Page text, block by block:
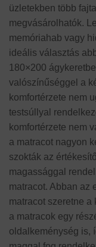
üzletekben több
megvásárolhatók.
memóriahab vagy
ideális választás
180×200
valószínűséggel a
komfortérzete nem
testsúllyal
komfortérzete nem
a matracot nagyon
szokták az
magassággal
matracot. Abban az
matracot szeretne
a matracok egy
oldalkeménység is,